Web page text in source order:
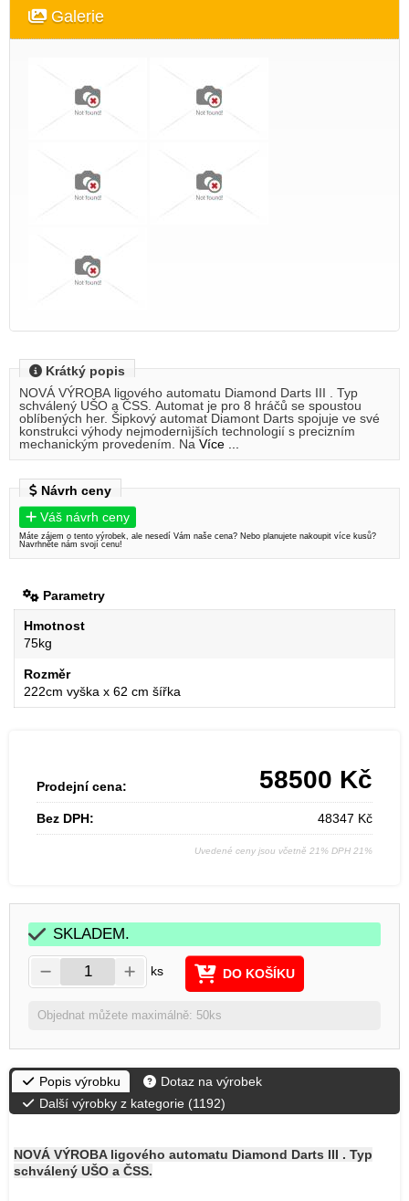
Galerie
Krátký popis
NOVÁ VÝROBA ligového automatu Diamond Darts III . Typ
schválený UŠO a ČSS. Automat je pro 8 hráčů se spoustou
oblíbených her. Šipkový automat Diamont Darts spojuje ve své
konstrukci výhody nejmodernìjších technologií s precizním
mechanickým provedením. Na Více ...
Návrh ceny
Váš návrh ceny
Máte zájem o tento výrobek, ale nesedí Vám naše cena? Nebo planujete nakoupit více kusů?
Navrhněte nám svojí cenu!
Parametry
Hmotnost
75kg
Rozměr
222cm vyška x 62 cm šířka
Prodejní cena: 58500 Kč
Bez DPH: 48347 Kč
Uvedené ceny jsou včetně 21% DPH 21%
SKLADEM.
ks DO KOŠÍKU
Objednat můžete maximálně: 50ks
Popis výrobku
Dotaz na výrobek
Další výrobky z kategorie (1192)
NOVÁ VÝROBA ligového automatu Diamond Darts III . Typ
schválený UŠO a ČSS.